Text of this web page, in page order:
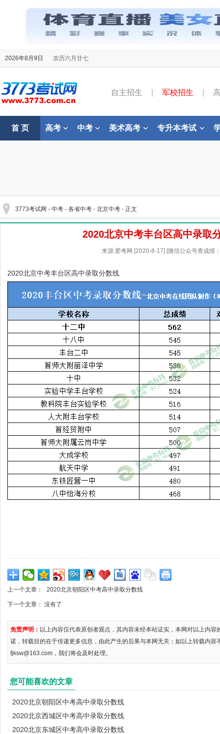
2026年8月9日 农历六月廿七
自主招生 军校招生
首 页 高考 中考 美术高考 专升本考试
3773考试网 - 中考 - 各省中考 - 北京中考 - 正文
2020北京中考丰台区高中录取
来源:爱考网 [2020-8-17] [微信公众号查成绩
2020北京中考丰台区高中录取分数线
上一个文章： 2020北京朝阳区中考高中录取分数线
下一个文章： 没有了
免责声明： 以上内容仅代表原创者观点，其内容未经本站证实，本网对以上内
诺，转载目的在于传递更多信息，由此产生的后果与本网无关；如以上转载内容
fjksw@163.com，我们将会及时处理。
您可能喜欢的文章
· 2020北京朝阳区中考高中录取分数线
· 2020北京西城区中考高中录取分数线
· 2020北京东城区中考高中录取分数线